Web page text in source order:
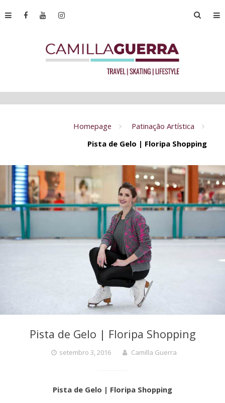
Homepage
Patinação Artística
Pista de Gelo | Floripa Shopping
Pista de Gelo | Floripa Shopping
setembro 3, 2016 Camilla Guerra
Pista de Gelo | Floripa Shopping